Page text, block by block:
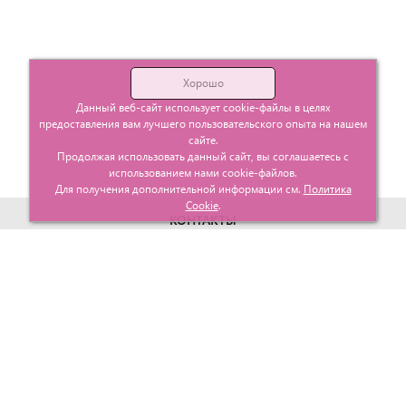
КОНТАКТЫ
Хорошо
Данный веб-сайт использует cookie-файлы в целях
предоставления вам лучшего пользовательского опыта на нашем
сайте.
Продолжая использовать данный сайт, вы соглашаетесь с
использованием нами cookie-файлов.
Для получения дополнительной информации см. Политика
Cookie.